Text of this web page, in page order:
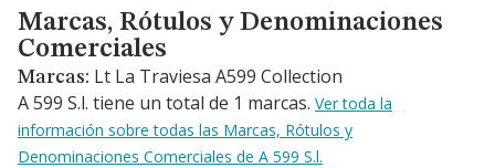
Marcas, Rótulos y Denominaciones Comerciales
Marcas, Rótulos y Denominaciones
Comerciales
Marcas: Lt La Traviesa A599 Collection
A 599 S.l. tiene un total de 1 marcas. Ver toda la
información sobre todas las Marcas, Rótulos y
Denominaciones Comerciales de A 599 S.l.